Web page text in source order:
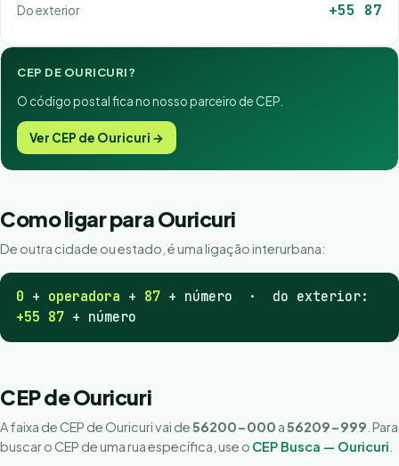
Do exterior +55 87
CEP DE OURICURI?
O código postal fica no nosso parceiro de CEP.
Ver CEP de Ouricuri →
Como ligar para Ouricuri
De outra cidade ou estado, é uma ligação interurbana:
0 + operadora + 87 + número · do exterior:
+55 87 + número
CEP de Ouricuri
A faixa de CEP de Ouricuri vai de56200-000 a56209-999 . Para
buscar o CEP de uma rua específica, use o CEP Busca — Ouricuri